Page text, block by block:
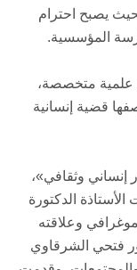
يصبح احترام
المؤسسية.
متخصصة،
قضية إنسانية
إنساني وثقافي»،
الدكتورة
وعلاقته
فتحي الشرقاوي